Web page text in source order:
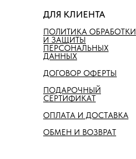
ДЛЯ КЛИЕНТА
ПОЛИТИКА ОБРАБОТКИ
И ЗАЩИТЫ
ПЕРСОНАЛЬНЫХ
ДАННЫХ
ДОГОВОР ОФЕРТЫ
ПОДАРОЧНЫЙ
СЕРТИФИКАТ
ОПЛАТА И ДОСТАВКА
ОБМЕН И ВОЗВРАТ